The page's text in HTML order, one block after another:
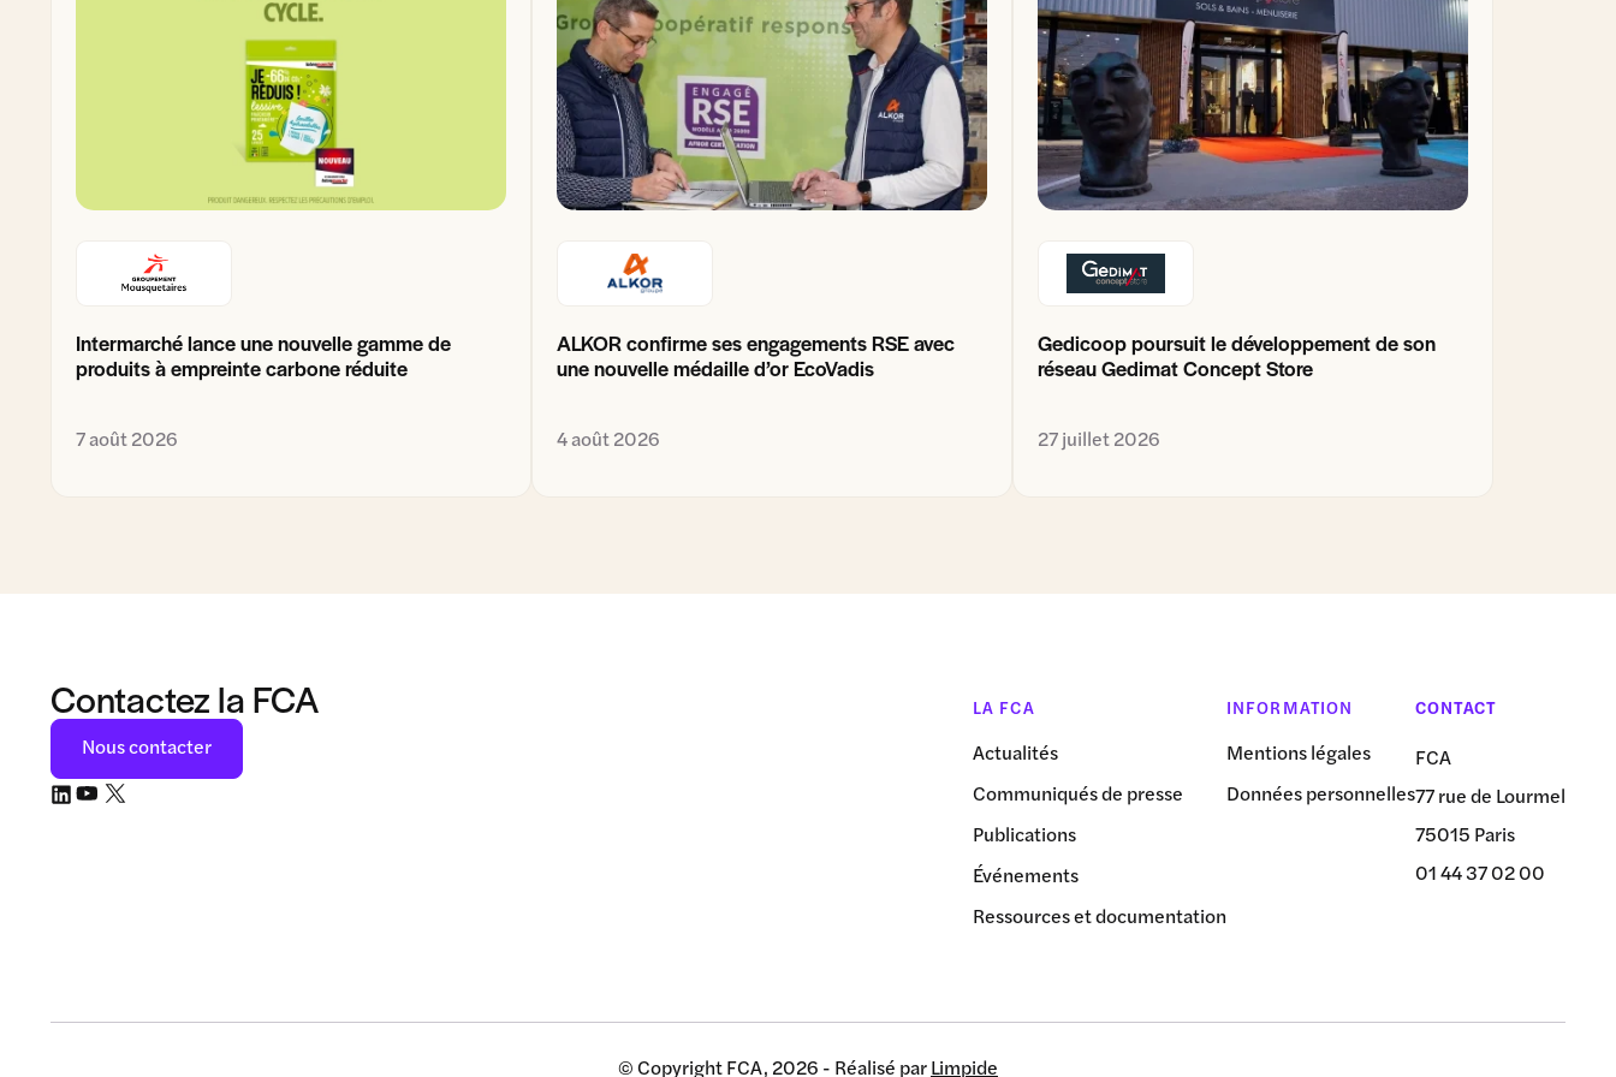
Intermarché lance une nouvelle gamme de
produits à empreinte carbone réduite
7 août 2026
ALKOR confirme ses engagements RSE avec
une nouvelle médaille d’or EcoVadis
4 août 2026
Gedicoop poursuit le développement de son
réseau Gedimat Concept Store
27 juillet 2026
Contactez la FCA
Nous contacter
LA FCA
Actualités
Communiqués de presse
Publications
Événements
Ressources et documentation
INFORMATION
Mentions légales
Données personnelles
CONTACT
FCA
77 rue de Lourmel
75015 Paris
01 44 37 02 00
© Copyright FCA, 2026 - Réalisé parLimpide